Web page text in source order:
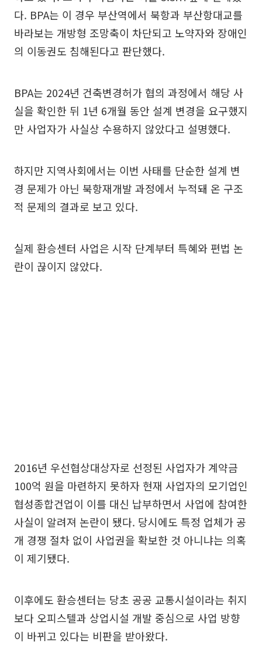
다. BPA는 이 경우 부산역에서 북항과 부산항대교를
바라보는 개방형 조망축이 차단되고 노약자와 장애인
의 이동권도 침해된다고 판단했다.
BPA는 2024년 건축변경허가 협의 과정에서 해당 사
실을 확인한 뒤 1년 6개월 동안 설계 변경을 요구했지
만 사업자가 사실상 수용하지 않았다고 설명했다.
하지만 지역사회에서는 이번 사태를 단순한 설계 변
경 문제가 아닌 북항재개발 과정에서 누적돼 온 구조
적 문제의 결과로 보고 있다.
실제 환승센터 사업은 시작 단계부터 특혜와 편법 논
란이 끊이지 않았다.
2016년 우선협상대상자로 선정된 사업자가 계약금
100억 원을 마련하지 못하자 현재 사업자의 모기업인
협성종합건업이 이를 대신 납부하면서 사업에 참여한
사실이 알려져 논란이 됐다. 당시에도 특정 업체가 공
개 경쟁 절차 없이 사업권을 확보한 것 아니냐는 의혹
이 제기됐다.
이후에도 환승센터는 당초 공공 교통시설이라는 취지
보다 오피스텔과 상업시설 개발 중심으로 사업 방향
이 바뀌고 있다는 비판을 받아왔다.